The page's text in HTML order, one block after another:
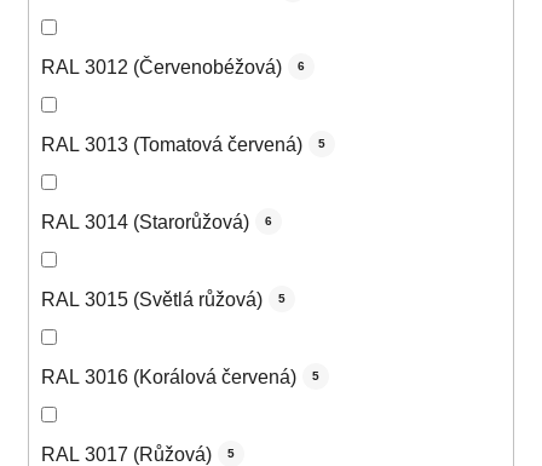
RAL 3012 (Červenobéžová) 6
RAL 3013 (Tomatová červená) 5
RAL 3014 (Starorůžová) 6
RAL 3015 (Světlá růžová) 5
RAL 3016 (Korálová červená) 5
RAL 3017 (Růžová) 5